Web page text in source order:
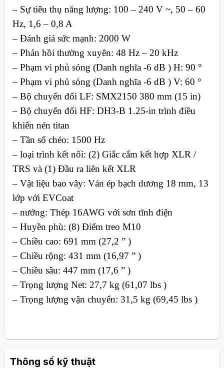
– Sự tiêu thụ năng lượng: 100 – 240 V ~, 50 – 60
Hz, 1,6 – 0,8 A
– Đánh giá sức mạnh: 2000 W
– Phản hồi thường xuyên: 48 Hz – 20 kHz
– Phạm vi phủ sóng (Danh nghĩa -6 dB ) H: 90 °
– Phạm vi phủ sóng (Danh nghĩa -6 dB ) V: 60 °
– Bộ chuyển đổi LF: SMX2150 380 mm (15 in)
– Bộ chuyển đổi HF: DH3-B 1.25-in trình điều
khiển nén titan
– Tần số chéo: 1500 Hz
– loại trình kết nối: (2) Giắc cắm kết hợp XLR /
TRS và (1) Đầu ra liên kết XLR
– Vật liệu bao vây: Ván ép bạch dương 18 mm, 13
lớp với EVCoat
– nướng: Thép 16AWG với sơn tĩnh điện
– Huyền phù: (8) Điểm treo M10
– Chiều cao: 691 mm (27,2 ” )
– Chiều rộng: 431 mm (16,97 ” )
– Chiều sâu: 447 mm (17,6 ” )
– Trọng lượng Net: 27,7 kg (61,07 lbs )
– Trọng lượng vận chuyển: 31,5 kg (69,45 lbs )
Thông số kỹ thuật